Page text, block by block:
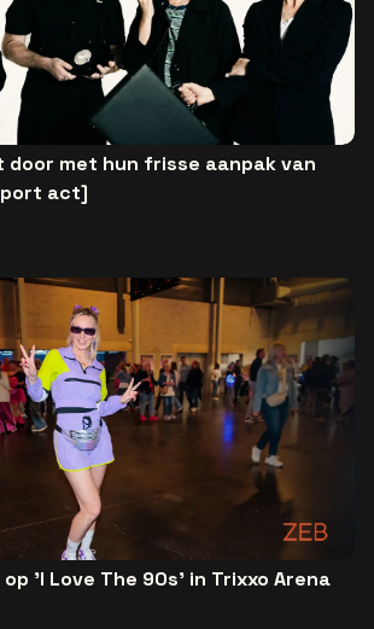
door met hun frisse aanpak van
act]
'I Love The 90s' in Trixxo Arena